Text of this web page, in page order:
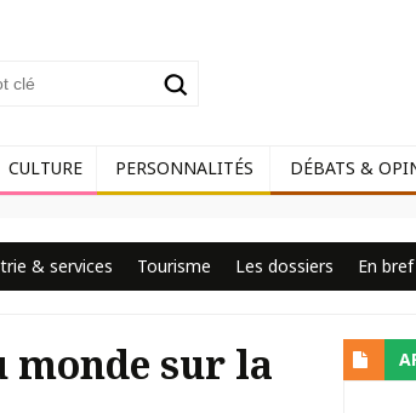
CULTURE PERSONNALITÉS DÉBATS &
& services Tourisme Les dossiers En bref
monde sur la